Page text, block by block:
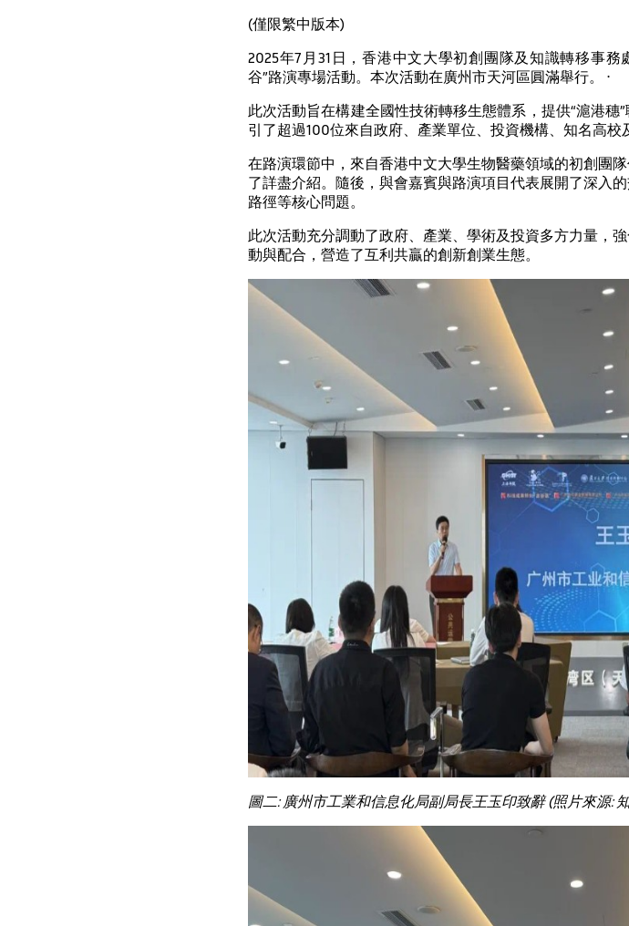
(僅限繁中版本)
2025年7月31日，香港中文大學初創團隊及知識轉移事
谷”路演專場活動。本次活動在廣州市天河區圓滿舉行。 ⋅
此次活動旨在構建全國性技術轉移生態體系，提供“滬港
引了超過100位來自政府、產業單位、投資機構、知名高校
在路演環節中，來自香港中文大學生物醫藥領域的初創團
了詳盡介紹。隨後，與會嘉賓與路演項目代表展開了深入
路徑等核心問題。
此次活動充分調動了政府、產業、學術及投資多方力量，
動與配合，營造了互利共贏的創新創業生態。
圖二: 廣州市工業和信息化局副局長王玉印致辭 (照片來源: